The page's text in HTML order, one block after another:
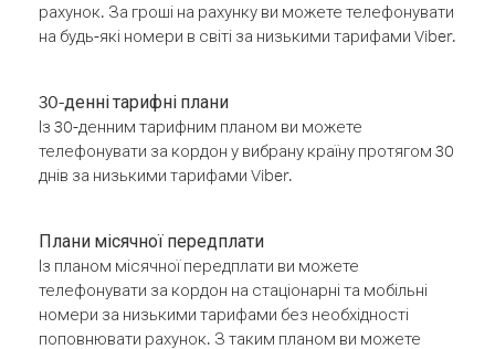
рахунок. За гроші на рахунку ви можете телефонувати
на будь-які номери в світі за низькими тарифами Viber.
30-денні тарифні плани
Із 30-денним тарифним планом ви можете
телефонувати за кордон у вибрану країну протягом 30
днів за низькими тарифами Viber.
Плани місячної передплати
Із планом місячної передплати ви можете
телефонувати за кордон на стаціонарні та мобільні
номери за низькими тарифами без необхідності
поповнювати рахунок. З таким планом ви можете